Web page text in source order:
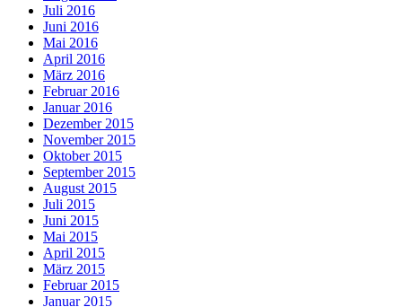
Juli 2016
Juni 2016
Mai 2016
April 2016
März 2016
Februar 2016
Januar 2016
Dezember 2015
November 2015
Oktober 2015
September 2015
August 2015
Juli 2015
Juni 2015
Mai 2015
April 2015
März 2015
Februar 2015
Januar 2015